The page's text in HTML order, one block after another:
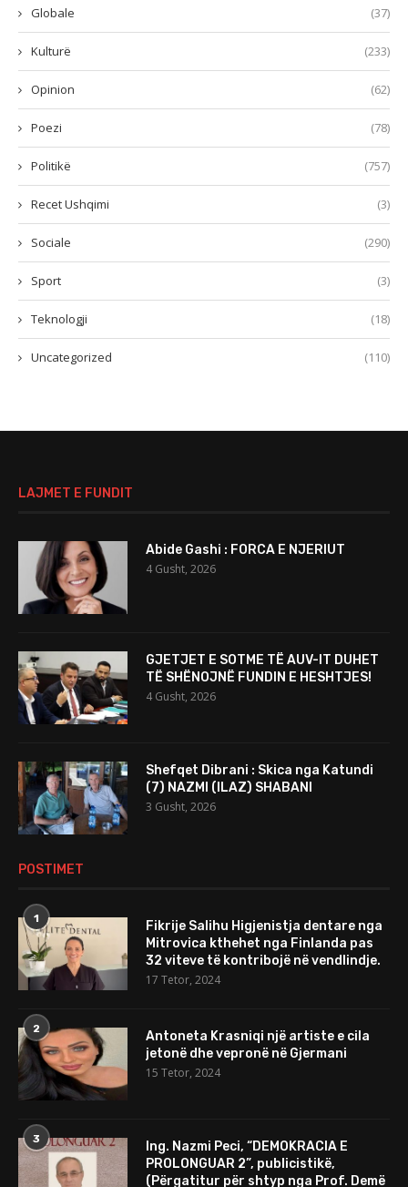
Globale (37)
Kulturë (233)
Opinion (62)
Poezi (78)
Politikë (757)
Recet Ushqimi (3)
Sociale (290)
Sport (3)
Teknologji (18)
Uncategorized (110)
LAJMET E FUNDIT
Abide Gashi : FORCA E NJERIUT
4 Gusht, 2026
GJETJET E SOTME TË AUV-IT DUHET
TË SHËNOJNË FUNDIN E HESHTJES!
4 Gusht, 2026
Shefqet Dibrani : Skica nga Katundi
(7) NAZMI (ILAZ) SHABANI
3 Gusht, 2026
POSTIMET
1
Fikrije Salihu Higjenistja dentare nga
Mitrovica kthehet nga Finlanda pas
32 viteve të kontribojë në vendlindje.
17 Tetor, 2024
2
Antoneta Krasniqi një artiste e cila
jetonë dhe vepronë në Gjermani
15 Tetor, 2024
3
Ing. Nazmi Peci, “DEMOKRACIA E
PROLONGUAR 2”, publicistikë,
(Përgatitur për shtyp nga Prof. Demë